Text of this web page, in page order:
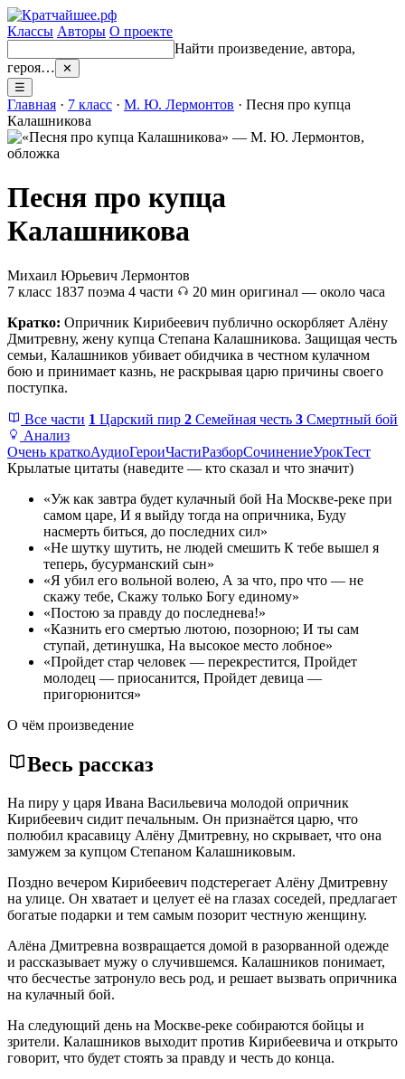
Классы Авторы О проекте
Найти произведение, автора,
героя…
✕
☰
Главная · 7 класс · М. Ю. Лермонтов · Песня про купца
Калашникова
Песня про купца
Калашникова
Михаил Юрьевич Лермонтов
7 класс 1837 поэма 4 части 20 мин оригинал — около часа
Кратко: Опричник Кирибеевич публично оскорбляет Алёну
Дмитревну, жену купца Степана Калашникова. Защищая честь
семьи, Калашников убивает обидчика в честном кулачном
бою и принимает казнь, не раскрывая царю причины своего
поступка.
Все части 1 Царский пир 2 Семейная честь 3 Смертный бой
Анализ
Очень краткоАудиоГероиЧастиРазборСочинениеУрокТест
Крылатые цитаты (наведите — кто сказал и что значит)
«Уж как завтра будет кулачный бой На Москве-реке при
самом царе, И я выйду тогда на опричника, Буду
насмерть биться, до последних сил»
«Не шутку шутить, не людей смешить К тебе вышел я
теперь, бусурманский сын»
«Я убил его вольной волею, А за что, про что — не
скажу тебе, Скажу только Богу единому»
«Постою за правду до последнева!»
«Казнить его смертью лютою, позорною; И ты сам
ступай, детинушка, На высокое место лобное»
«Пройдет стар человек — перекрестится, Пройдет
молодец — приосанится, Пройдет девица —
пригорюнится»
О чём произведение
Весь рассказ
На пиру у царя Ивана Васильевича молодой опричник
Кирибеевич сидит печальным. Он признаётся царю, что
полюбил красавицу Алёну Дмитревну, но скрывает, что она
замужем за купцом Степаном Калашниковым.
Поздно вечером Кирибеевич подстерегает Алёну Дмитревну
на улице. Он хватает и целует её на глазах соседей, предлагает
богатые подарки и тем самым позорит честную женщину.
Алёна Дмитревна возвращается домой в разорванной одежде
и рассказывает мужу о случившемся. Калашников понимает,
что бесчестье затронуло весь род, и решает вызвать опричника
на кулачный бой.
На следующий день на Москве-реке собираются бойцы и
зрители. Калашников выходит против Кирибеевича и открыто
говорит, что будет стоять за правду и честь до конца.